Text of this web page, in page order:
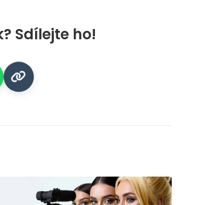
Sdílejte ho!